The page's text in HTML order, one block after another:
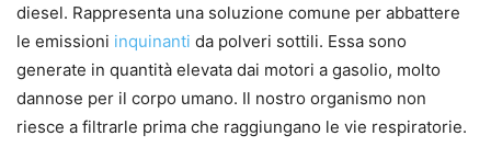
diesel. Rappresenta una soluzione comune per abbattere
le emissioni inquinanti da polveri sottili. Essa sono
generate in quantità elevata dai motori a gasolio, molto
dannose per il corpo umano. Il nostro organismo non
riesce a filtrarle prima che raggiungano le vie respiratorie.